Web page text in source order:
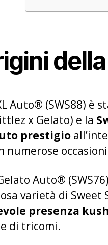
Auto® (SWS88) è
x Gelato) e la
prestigio
numerose
Auto®
varietà di Sweet
presenza kush
di tricomi.